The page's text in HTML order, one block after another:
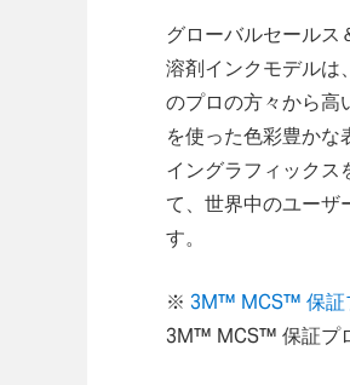
グローバルセールス
溶剤インクモデルは
のプロの方々から高
を使った色彩豊か
イングラフィックス
て、世界中のユーザ
す。
※ 3M™ MCS™ 保証
3M™ MCS™ 保証プ